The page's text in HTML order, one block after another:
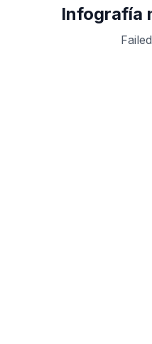
Infografía